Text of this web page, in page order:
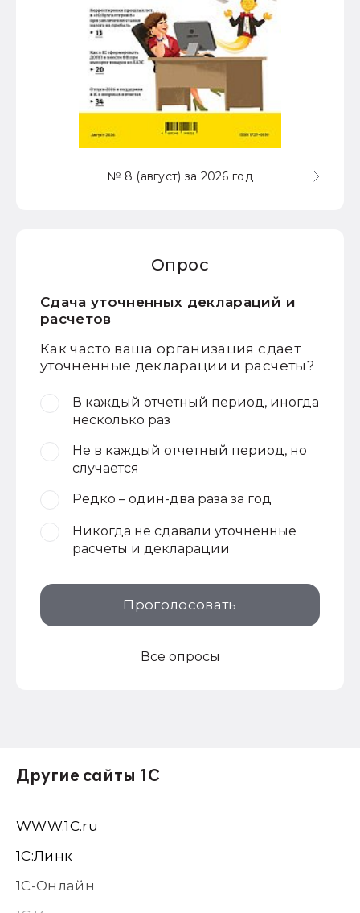
№ 8 (август) за 2026 год
Опрос
Сдача уточненных деклараций и
расчетов
Как часто ваша организация сдает
уточненные декларации и расчеты?
В каждый отчетный период, иногда
несколько раз
Не в каждый отчетный период, но
случается
Редко – один-два раза за год
Никогда не сдавали уточненные
расчеты и декларации
Проголосовать
Все опросы
Другие сайты 1С
WWW.1С.ru
1С:Линк
1С-Онлайн